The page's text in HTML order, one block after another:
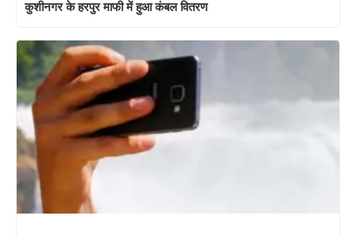
कुशीनगर के हरपुर माफी में हुआ कंबल वितरण